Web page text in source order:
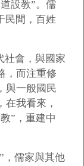
設教”。儒
民間，百姓
社會，與國家
，而注重修
與一般國民
我看來，
”，重建中
，儒家與其他